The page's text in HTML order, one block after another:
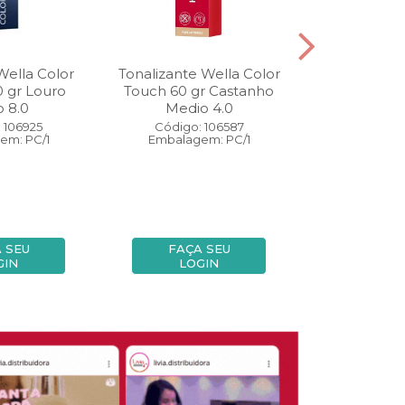
Color
gr Louro
8.0
PC/1
SEU
Tonalizante Wella Color
Touch 60 gr Castanho
Medio 4.0
Código: 106587
Embalagem: PC/1
FAÇA SEU
LOGIN